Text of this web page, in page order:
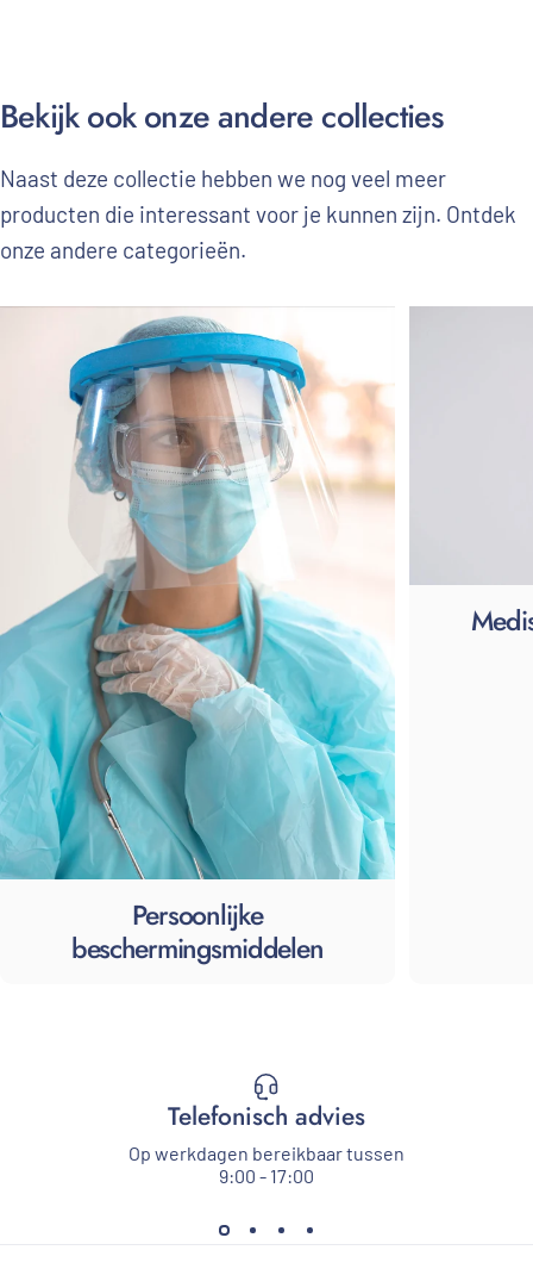
Bekijk ook onzeanderecollecties
Naast deze collectie hebben we nog veel meer
producten die interessant voor je kunnen zijn. Ontdek
onze andere categorieën.
Persoonlijke
beschermingsmiddelen
Telefonisch advies
Op werkdagen bereikbaar tussen
9:00 - 17:00